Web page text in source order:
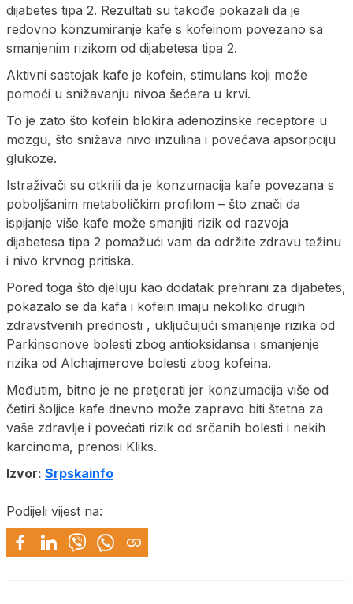
dijabetes tipa 2. Rezultati su takođe pokazali da je
redovno konzumiranje kafe s kofeinom povezano sa
smanjenim rizikom od dijabetesa tipa 2.
Aktivni sastojak kafe je kofein, stimulans koji može
pomoći u snižavanju nivoa šećera u krvi.
To je zato što kofein blokira adenozinske receptore u
mozgu, što snižava nivo inzulina i povećava apsorpciju
glukoze.
Istraživači su otkrili da je konzumacija kafe povezana s
poboljšanim metaboličkim profilom – što znači da
ispijanje više kafe može smanjiti rizik od razvoja
dijabetesa tipa 2 pomažući vam da održite zdravu težinu
i nivo krvnog pritiska.
Pored toga što djeluju kao dodatak prehrani za dijabetes,
pokazalo se da kafa i kofein imaju nekoliko drugih
zdravstvenih prednosti , uključujući smanjenje rizika od
Parkinsonove bolesti zbog antioksidansa i smanjenje
rizika od Alchajmerove bolesti zbog kofeina.
Međutim, bitno je ne pretjerati jer konzumacija više od
četiri šoljice kafe dnevno može zapravo biti štetna za
vaše zdravlje i povećati rizik od srčanih bolesti i nekih
karcinoma, prenosi Kliks.
Izvor: Srpskainfo
Podijeli vijest na: